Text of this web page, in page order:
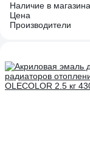
Наличие в
Цена
Производители